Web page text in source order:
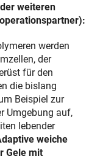
weiteren
werden
der
für den
die bislang
Beispiel zur
Umgebung auf,
lebender
weiche
Gele mit